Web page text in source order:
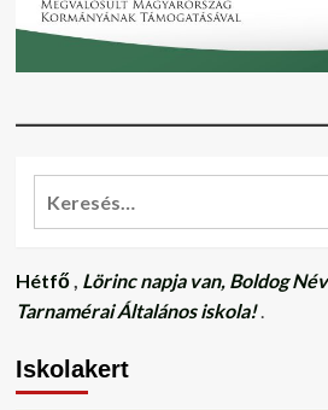
Hétfő, Lörinc napja van, Boldog
Tarnamérai Általános iskola!.
Iskolakert